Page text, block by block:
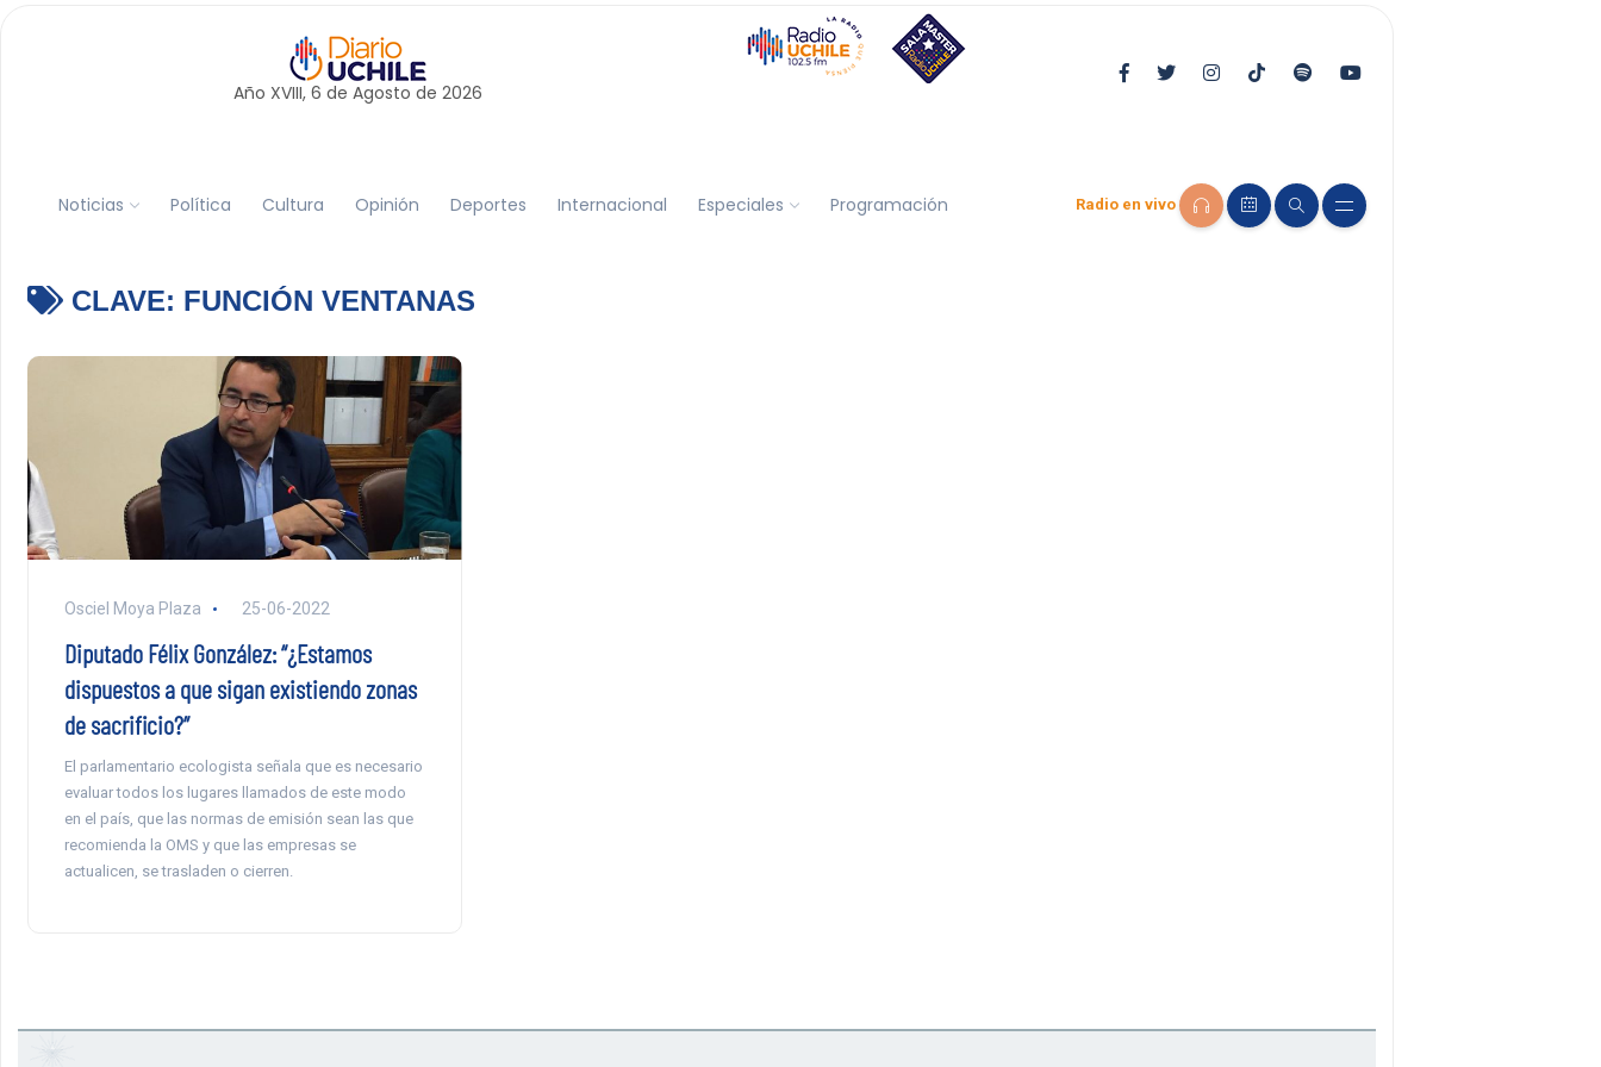
Año XVIII, 6 de Agosto de 2026
Noticias Política Cultura Opinión Deportes Internacional Especiales Programación Radio en vivo
CLAVE: FUNCIÓN VENTANAS
Osciel Moya Plaza 25-06-2022
Diputado Félix González: “¿Estamos
dispuestos a que sigan existiendo zonas
de sacrificio?”
El parlamentario ecologista señala que es necesario
evaluar todos los lugares llamados de este modo
en el país, que las normas de emisión sean las que
recomienda la OMS y que las empresas se
actualicen, se trasladen o cierren.